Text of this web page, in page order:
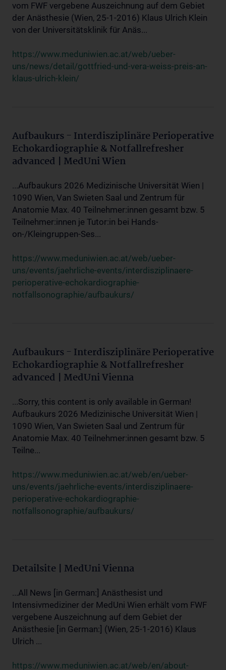
vom FWF vergebene Auszeichnung auf dem Gebiet
der Anästhesie (Wien, 25-1-2016) Klaus Ulrich Klein
von der Universitätsklinik für Anäs...
https://www.meduniwien.ac.at/web/ueber-
uns/news/detail/gottfried-und-vera-weiss-preis-an-
klaus-ulrich-klein/
Aufbaukurs - Interdisziplinäre Perioperative
Echokardiographie & Notfallrefresher
advanced | MedUni Wien
...Aufbaukurs 2026 Medizinische Universität Wien |
1090 Wien, Van Swieten Saal und Zentrum für
Anatomie Max. 40 Teilnehmer:innen gesamt bzw. 5
Teilnehmer:innen je Tutor:in bei Hands-
on-/Kleingruppen-Ses...
https://www.meduniwien.ac.at/web/ueber-
uns/events/jaehrliche-events/interdisziplinaere-
perioperative-echokardiographie-
notfallsonographie/aufbaukurs/
Aufbaukurs - Interdisziplinäre Perioperative
Echokardiographie & Notfallrefresher
advanced | MedUni Vienna
...Sorry, this content is only available in German!
Aufbaukurs 2026 Medizinische Universität Wien |
1090 Wien, Van Swieten Saal und Zentrum für
Anatomie Max. 40 Teilnehmer:innen gesamt bzw. 5
Teilne...
https://www.meduniwien.ac.at/web/en/ueber-
uns/events/jaehrliche-events/interdisziplinaere-
perioperative-echokardiographie-
notfallsonographie/aufbaukurs/
Detailsite | MedUni Vienna
...All News [in German:] Anästhesist und
Intensivmediziner der MedUni Wien erhält vom FWF
vergebene Auszeichnung auf dem Gebiet der
Anästhesie [in German:] (Wien, 25-1-2016) Klaus
Ulrich ...
https://www.meduniwien.ac.at/web/en/about-